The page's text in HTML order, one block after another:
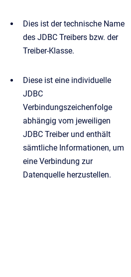
Dies ist der technische Name
des JDBC Treibers bzw. der
Treiber-Klasse.
Diese ist eine individuelle
JDBC
Verbindungszeichenfolge
abhängig vom jeweiligen
JDBC Treiber und enthält
sämtliche Informationen, um
eine Verbindung zur
Datenquelle herzustellen.